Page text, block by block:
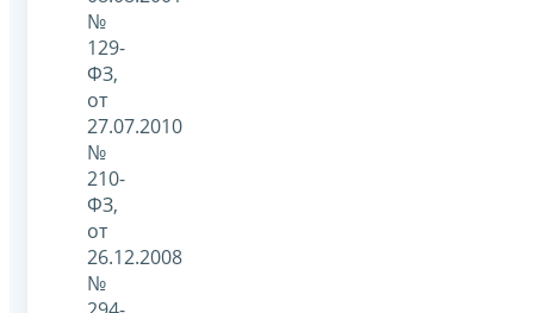
№
129-
ФЗ,
от
27.07.2010
№
210-
ФЗ,
от
26.12.2008
№